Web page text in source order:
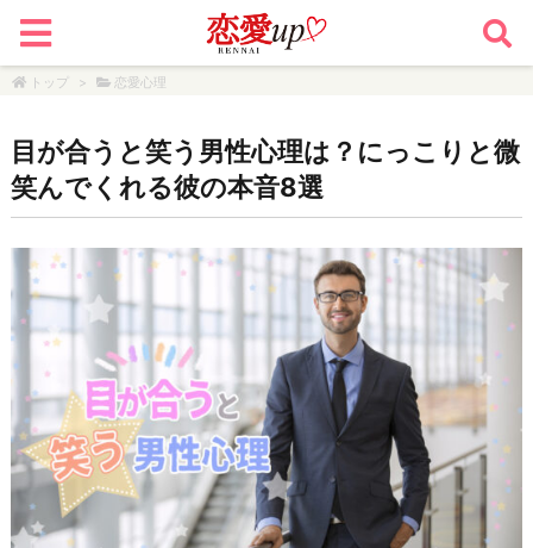
トップ > 恋愛心理
目が合うと笑う男性心理は？にっこりと微
笑んでくれる彼の本音8選